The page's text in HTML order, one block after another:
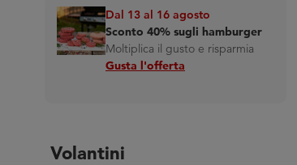
Dal 13 al 16 agosto
Sconto 40% sugli hamburger
Moltiplica il gusto e risparmia
Gusta l'offerta
Volantini